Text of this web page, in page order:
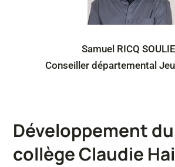
Samuel RICQ
Conseiller départemental
Développement
collège Claudie